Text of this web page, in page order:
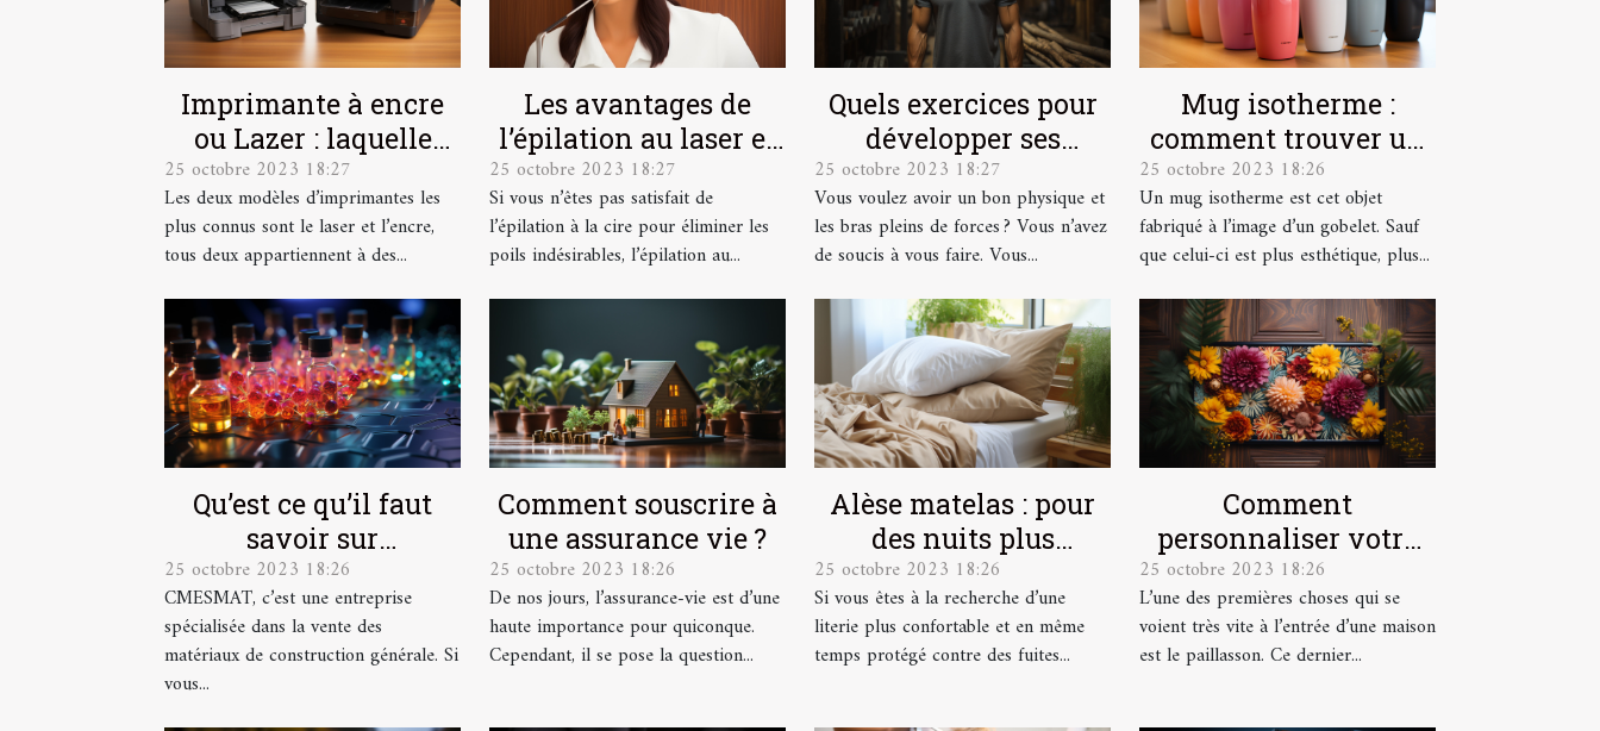
Imprimante à encre
ou Lazer : laquelle
choisir ?
25 octobre 2023 18:27
Les deux modèles d’imprimantes les
plus connus sont le laser et l’encre,
tous deux appartiennent à des...
Les avantages de
l’épilation au laser et
comment se préparer
pour ?
25 octobre 2023 18:27
Si vous n’êtes pas satisfait de
l’épilation à la cire pour éliminer les
poils indésirables, l’épilation au...
Quels exercices pour
développer ses
muscles ?
25 octobre 2023 18:27
Vous voulez avoir un bon physique et
les bras pleins de forces ? Vous n’avez
de soucis à vous faire. Vous...
Mug isotherme :
comment trouver un
modèle de qualité ?
25 octobre 2023 18:26
Un mug isotherme est cet objet
fabriqué à l’image d’un gobelet. Sauf
que celui-ci est plus esthétique, plus...
Qu’est ce qu’il faut
savoir sur
CMESMAT ?
25 octobre 2023 18:26
CMESMAT, c’est une entreprise
spécialisée dans la vente des
matériaux de construction générale. Si
vous...
Comment souscrire à
une assurance vie ?
25 octobre 2023 18:26
De nos jours, l’assurance-vie est d’une
haute importance pour quiconque.
Cependant, il se pose la question...
Alèse matelas : pour
des nuits plus
confortables et plus
douces !
25 octobre 2023 18:26
Si vous êtes à la recherche d’une
literie plus confortable et en même
temps protégé contre des fuites...
Comment
personnaliser votre
paillasson ?
25 octobre 2023 18:26
L’une des premières choses qui se
voient très vite à l’entrée d’une maison
est le paillasson. Ce dernier...